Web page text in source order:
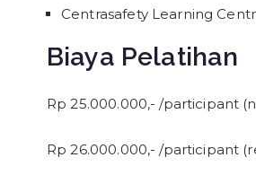
Centrasafety Learning
Biaya Pelatihan
Rp 25.000.000,- /participant
Rp 26.000.000,- /participant